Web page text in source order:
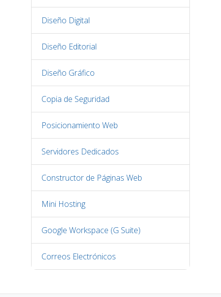
Diseño Digital
Diseño Editorial
Diseño Gráfico
Copia de Seguridad
Posicionamiento Web
Servidores Dedicados
Constructor de Páginas Web
Mini Hosting
Google Workspace (G Suite)
Correos Electrónicos